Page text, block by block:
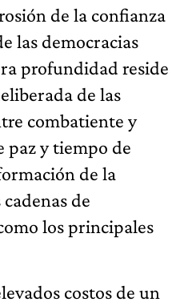
de la confianza
las democracias
profundidad reside
de las
combatiente y
paz y tiempo de
de la
de
los principales
costos de un